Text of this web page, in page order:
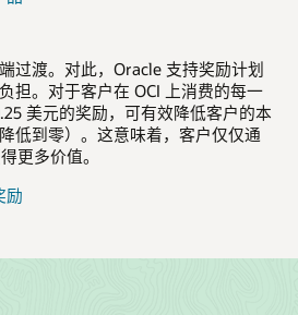
过渡。对此，Oracle 支持奖励计划
担。对于客户在 OCI 上消费的每一
美元的奖励，可有效降低客户的本
低到零）。这意味着，客户仅仅通
更多价值。
励